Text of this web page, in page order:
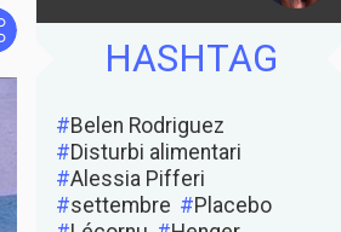
PrintFriendly
Twitter
HASHTAG
Belen Rodriguez
Disturbi alimentari
Alessia Pifferi
settembre
Placebo